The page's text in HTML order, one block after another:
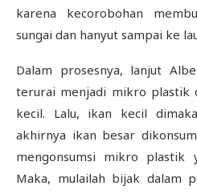
karena kecorobohan
sungai dan hanyut sampai ke
Dalam prosesnya, lanjut
terurai menjadi mikro plastik
kecil. Lalu, ikan kecil
akhirnya ikan besar
mengonsumsi mikro plastik
Maka, mulailah bijak dalam